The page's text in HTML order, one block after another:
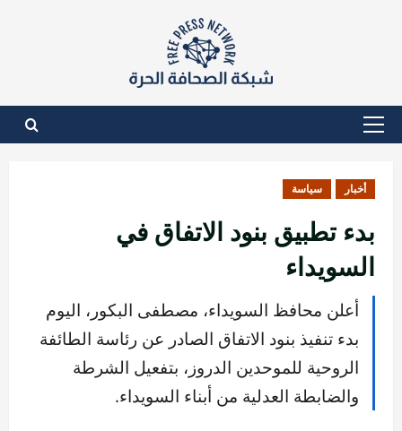
القائمة
أخبار سياسة
بدء تطبيق بنود الاتفاق في
السويداء
أعلن محافظ السويداء، مصطفى البكور، اليوم
بدء تنفيذ بنود الاتفاق الصادر عن رئاسة الطائفة
الروحية للموحدين الدروز، بتفعيل الشرطة
والضابطة العدلية من أبناء السويداء.